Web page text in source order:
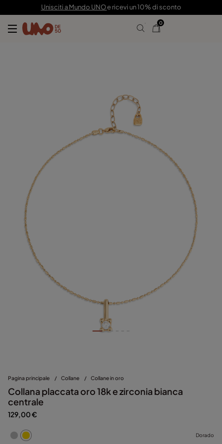
Unisciti a Mundo UNOe ricevi un 10% di sconto
0
Pagina principale / Collane / Collane in oro
Collana placcata oro 18k e zirconia bianca
centrale
129,00 €
Dorado